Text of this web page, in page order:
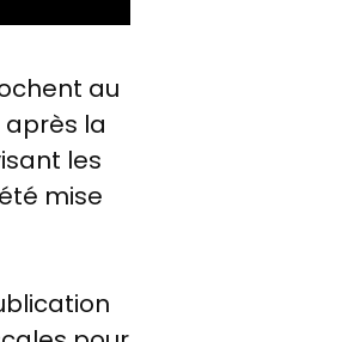
au
la
les
mise